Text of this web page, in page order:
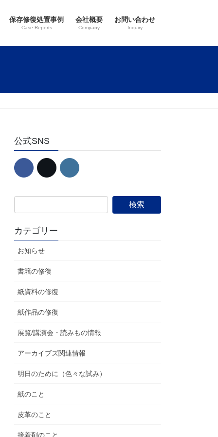
保存修復処置事例
Case Reports
会社概要
Company
お問い合わせ
Inquiry
公式SNS
カテゴリー
お知らせ
書籍の修復
紙資料の修復
紙作品の修復
展覧/講演会・読みもの情報
アーカイブズ関連情報
明日のために（色々な試み）
紙のこと
皮革のこと
接着剤のこと